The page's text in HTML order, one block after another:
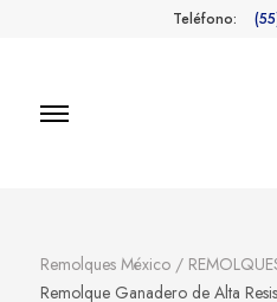
Teléfono:
Remolques México /
Remolque Ganadero de Alta